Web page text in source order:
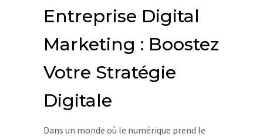
Entreprise Digital
Marketing : Boostez
Votre Stratégie
Digitale
Dans un monde où le numérique prend le